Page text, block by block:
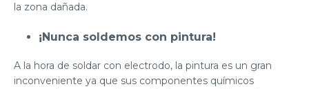
la zona dañada.
¡Nunca soldemos con pintura!
A la hora de soldar con electrodo, la pintura es un gran
inconveniente ya que sus componentes químicos